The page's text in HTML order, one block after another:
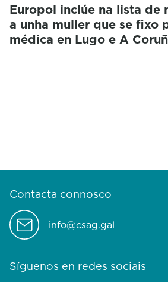
Europol inclúe na lista de
a unha muller que se fixo
médica en Lugo e A
Contacta connosco
info@csag.gal
Síguenos en redes sociais